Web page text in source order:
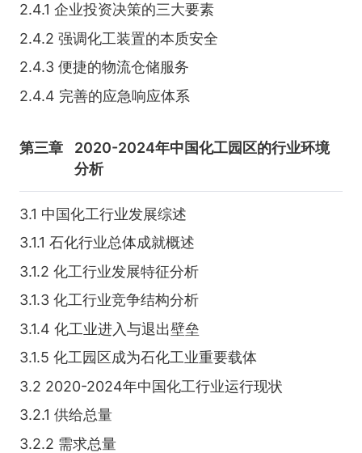
2.4.1 企业投资决策的三大要素
2.4.2 强调化工装置的本质安全
2.4.3 便捷的物流仓储服务
2.4.4 完善的应急响应体系
第三章
2020-2024年中国化工园区的行业环境
分析
3.1 中国化工行业发展综述
3.1.1 石化行业总体成就概述
3.1.2 化工行业发展特征分析
3.1.3 化工行业竞争结构分析
3.1.4 化工业进入与退出壁垒
3.1.5 化工园区成为石化工业重要载体
3.2 2020-2024年中国化工行业运行现状
3.2.1 供给总量
3.2.2 需求总量